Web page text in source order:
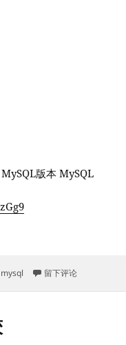
版本 MySQL
mysql 于MySQL 备份与还原
留下评论